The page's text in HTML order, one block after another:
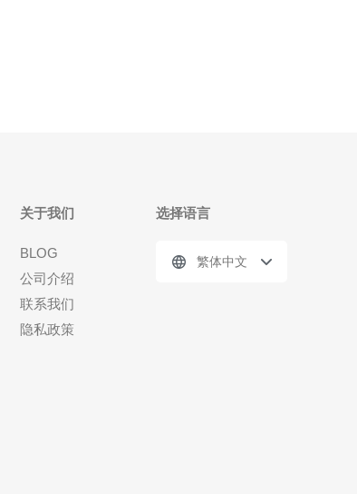
关于我们
BLOG
公司介绍
联系我们
隐私政策
选择语言
繁体中文